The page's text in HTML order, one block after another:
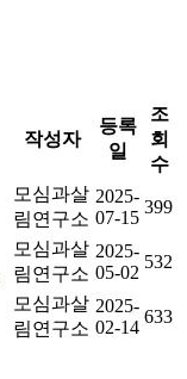
작성자
등록
일
조
회
수
모심과살
림연구소
2025-
07-15
399
모심과살
림연구소
2025-
05-02
532
모심과살
림연구소
2025-
02-14
633